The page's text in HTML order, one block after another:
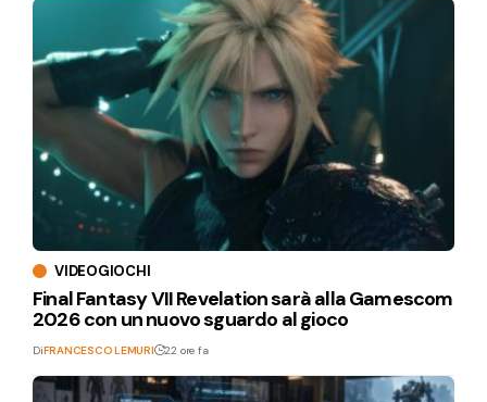
VIDEOGIOCHI
Final Fantasy VII Revelation sarà alla Gamescom
2026 con un nuovo sguardo al gioco
DiFRANCESCO LEMURI 22 ore fa